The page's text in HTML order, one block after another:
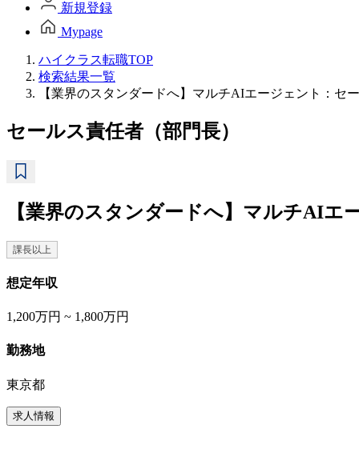
新規登録
Mypage
ハイクラス転職TOP
検索結果一覧
【業界のスタンダードへ】マルチAIエージェント：セ
セールス責任者（部門長）
【業界のスタンダードへ】マルチAIエ
課長以上
想定年収
1,200万円 ~ 1,800万円
勤務地
東京都
求人情報